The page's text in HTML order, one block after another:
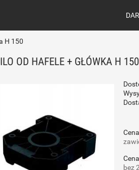
H 150
OD HAFELE + GŁÓWKA H 150
bez